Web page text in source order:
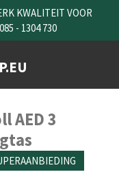
KWALITEIT VOOR
- 1304 730
AED 3